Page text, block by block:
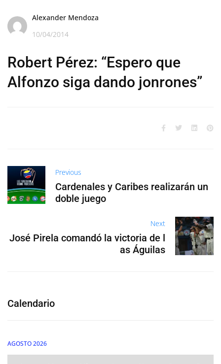
Alexander Mendoza
10/04/2014
Robert Pérez: “Espero que
Alfonzo siga dando jonrones”
Previous
Cardenales y Caribes realizarán un
doble juego
Next
José Pirela comandó la victoria de l
as Águilas
Calendario
AGOSTO 2026